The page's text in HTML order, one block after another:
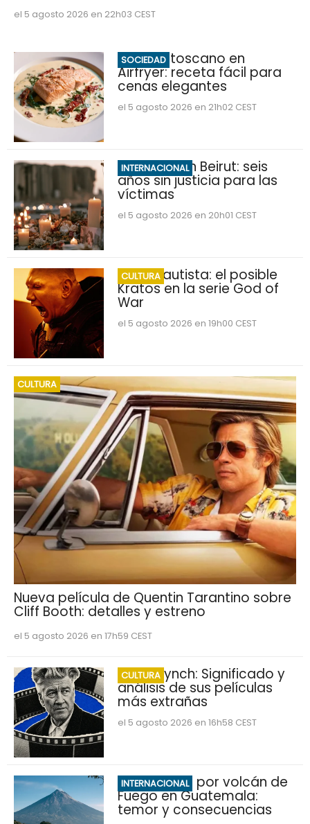
el 5 agosto 2026 en 22h03 CEST
SOCIEDAD
Salmón toscano en
Airfryer: receta fácil para
cenas elegantes
el 5 agosto 2026 en 21h02 CEST
INTERNACIONAL
Explosión en Beirut: seis
años sin justicia para las
víctimas
el 5 agosto 2026 en 20h01 CEST
CULTURA
Dave Bautista: el posible
Kratos en la serie God of
War
el 5 agosto 2026 en 19h00 CEST
CULTURA
Nueva película de Quentin Tarantino sobre
Cliff Booth: detalles y estreno
el 5 agosto 2026 en 17h59 CEST
CULTURA
David Lynch: Significado y
análisis de sus películas
más extrañas
el 5 agosto 2026 en 16h58 CEST
INTERNACIONAL
Evacuación por volcán de
Fuego en Guatemala:
temor y consecuencias